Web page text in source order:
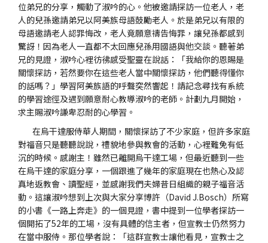
位弟兄的分享，觸動了淑吟的心。他被邀請探訪一位老人，老
人的兒孫邀請弟兄以阿美族母語鼓勵老人。於是弟兄以有限的
母語邀請老人認罪悔改，老人竟願意禱告悔罪，讓兒孫都感到
驚訝！因為老人一直都不太回應兒孫用國語與他交談。聽著弟
兄的見證，淑吟心裡彷彿感受聖靈在說話：「我給你的恩賜是
關懷探訪，若然要你在這些老人當中關懷探訪，他們聽得懂你
的話嗎？」學習阿美族語的呼聲突然響起！請記念尋找有系統
的學習途徑及遇到願意耐心教導淑吟的老師。計劃九月開始，
求主賜淑吟謙卑忍耐的心學習。
在烏干達服侍華人期間，關懷探訪了不少家庭，但許多家庭
對福音只是聽聽說說，禮貌地參與教會的活動，心裡難免有低
沉的時候。感謝主！雖然已離開烏干達工場，但最近聽到一些
在烏干達的家庭分享，一個跟進了幾年的家庭現在也熱心及認
真地返教會、讀聖經，並感謝我們夫婦昔日組織的親子福音活
動。這讓淑吟想到上次與大家分享博許（David J.Bosch）所寫
的小書《一路上奔走》的一個見證，書中提到一位學者探訪一
個開拓了52年的工場，沒有具體的信主者，但宣教士仍然努力
在當中服侍。那位學者說：「這群宣教士讓他看見，宣教士之